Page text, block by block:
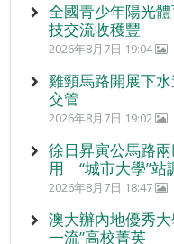
全國青少年陽光
技交流收穫豐
2026年8月7日 19:04
雞頸馬路開展下
交管
2026年8月7日 19:02
徐日昇寅公馬路
用 “城市大學”
2026年8月7日 18:47
澳大辦內地優秀
一流”高校菁英